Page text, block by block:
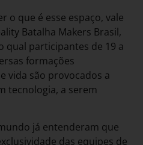
o que é esse espaço, vale
Batalha Makers Brasil,
qual participantes de 19 a
formações
vida são provocados a
tecnologia, a serem
já entenderam que
das equipes de